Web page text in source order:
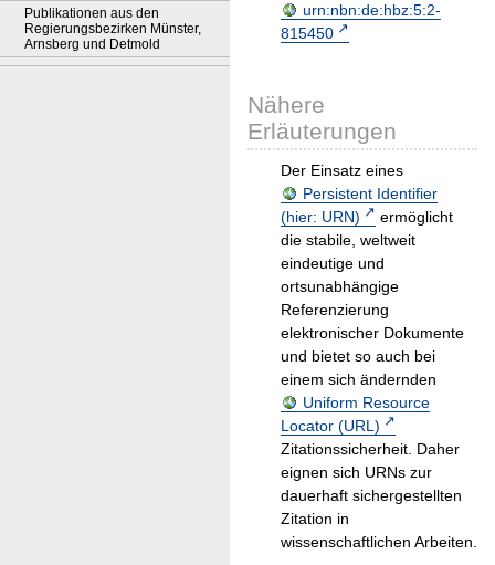
Publikationen aus den
Regierungsbezirken Münster,
Arnsberg und Detmold
urn:nbn:de:hbz:5:2-
815450
Nähere
Erläuterungen
Der Einsatz eines
Persistent Identifier
(hier: URN)
ermöglicht
die stabile, weltweit
eindeutige und
ortsunabhängige
Referenzierung
elektronischer Dokumente
und bietet so auch bei
einem sich ändernden
Uniform Resource
Locator (URL)
Zitationssicherheit. Daher
eignen sich URNs zur
dauerhaft sichergestellten
Zitation in
wissenschaftlichen Arbeiten.